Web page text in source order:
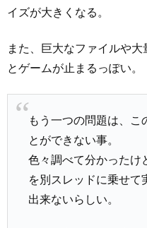
イズが大きくなる。
また、巨大なファイルや
とゲームが止まるっぽい。
もう一つの問題は、こ
とができない事。
色々調べて分かったけ
を別スレッドに乗せて
出来ないらしい。